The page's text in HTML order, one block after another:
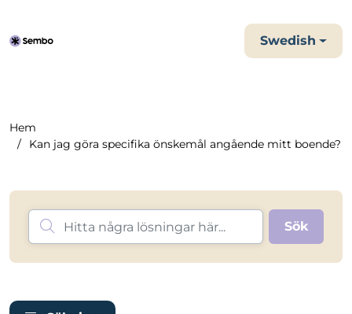
Swedish
Hem
Kan jag göra specifika önskemål angående mitt boende?